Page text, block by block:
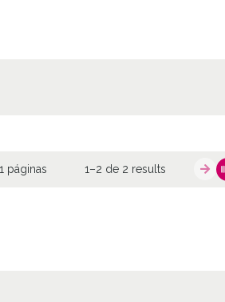
páginas 1–2 de 2 results